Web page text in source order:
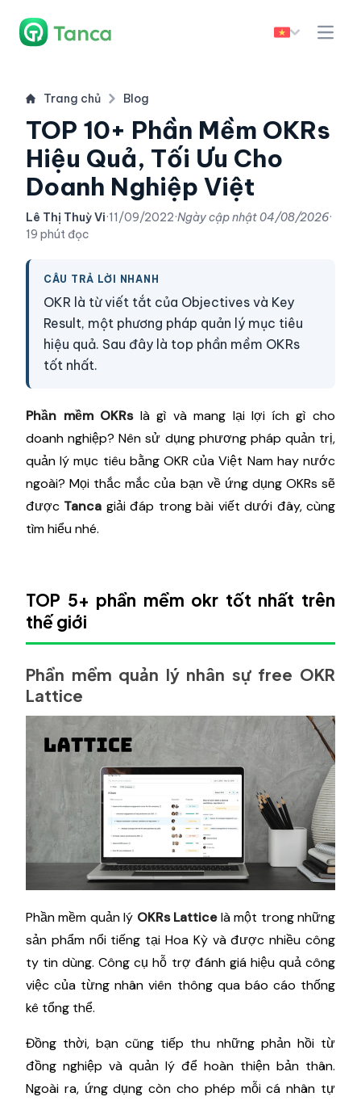
Trang chủ Blog
TOP 10+ Phần Mềm OKRs
Hiệu Quả, Tối Ưu Cho
Doanh Nghiệp Việt
Lê Thị Thuỳ Vi·11/09/2022·Ngày cập nhật04/08/2026·
19 phút đọc
CÂU TRẢ LỜI NHANH
OKR là từ viết tắt của Objectives và Key
Result, một phương pháp quản lý mục tiêu
hiệu quả. Sau đây là top phần mềm OKRs
tốt nhất.
Phần mềm OKRslà gì và mang lại lợi ích gì cho
doanh nghiệp? Nên sử dụng phương pháp quản trị,
quản lý mục tiêu bằng OKR của Việt Nam hay nước
ngoài? Mọi thắc mắc của bạn về ứng dụng OKRs sẽ
được Tanca giải đáp trong bài viết dưới đây, cùng
tìm hiểu nhé.
TOP 5+ phần mềm okr tốt nhất trên
thế giới
Phần mềm quản lý nhân sự free OKR
Lattice
Phần mềm quản lý OKRs Latticelà một trong những
sản phẩm nổi tiếng tại Hoa Kỳ và được nhiều công
ty tin dùng. Công cụ hỗ trợ đánh giá hiệu quả công
việc của từng nhân viên thông qua báo cáo thống
kê tổng thể.
Đồng thời, bạn cũng tiếp thu những phản hồi từ
đồng nghiệp và quản lý để hoàn thiện bản thân.
Ngoài ra, ứng dụng còn cho phép mỗi cá nhân tự